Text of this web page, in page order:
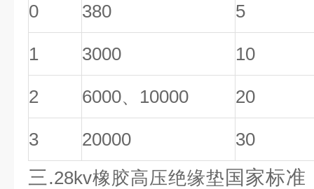
0 380 5
1 3000 10
2 6000、10000 20
3 20000 30
三.28kv橡胶高压绝缘垫 国家标准